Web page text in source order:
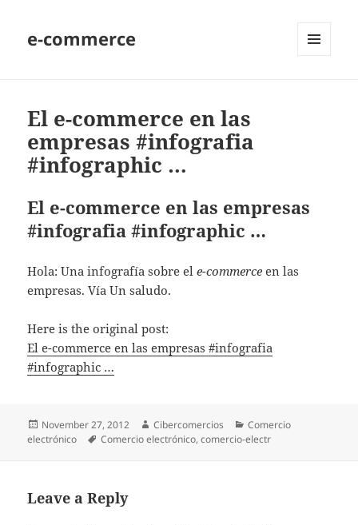
e-commerce
El e-commerce en las
empresas #infografia
#infographic …
El e-commerce en las empresas
#infografia #infographic …
Hola: Una infografía sobre ele-commerce en las
empresas. Vía Un saludo.
Here is the original post:
El e-commerce en las empresas #infografia
#infographic …
Posted
on
November 27, 2012 Author
Cibercomercios Categories
Comercio
electrónico
Tags
Comercio electrónico,comercio-electr
Leave a Reply